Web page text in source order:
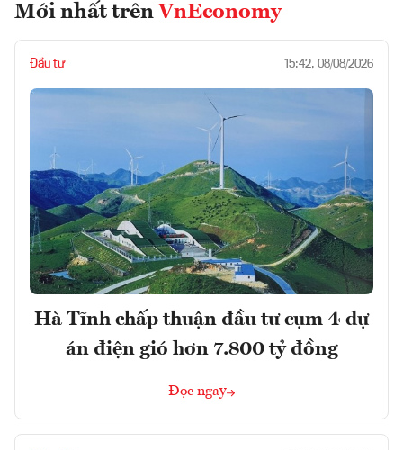
Mới nhất trên VnEconomy
Đầu tư 15:42, 08/08/2026
Hà Tĩnh chấp thuận đầu tư cụm 4 dự
án điện gió hơn 7.800 tỷ đồng
Đọc ngay